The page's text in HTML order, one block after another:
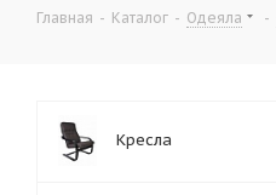
Главная - Каталог - Одеяла -
Кресла